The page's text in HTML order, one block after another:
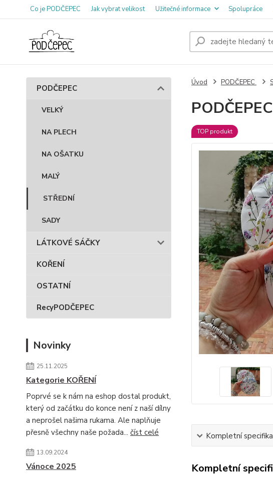
Co je PODČEPEC Jak vybrat velikost Užitečné informace Spolupráce
PODČEPEC
VELKÝ
NA PLECH
NA OŠATKU
MALÝ
STŘEDNÍ
SADY
LÁTKOVÉ SÁČKY
KOŘENÍ
OSTATNÍ
RecyPODČEPEC
Novinky
25.11.2025
Kategorie KOŘENÍ
Poprvé se k nám na eshop dostal produkt,
který od začátku do konce není z naší dílny
a neprošel našima rukama. Ale naplňuje
přesně všechny naše požada... číst celé
13.09.2024
Vánoce 2025
Úvod PODČEPEC
TOP produkt
Kompletní
Kompletní